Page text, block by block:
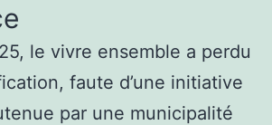
le vivre ensemble a perdu
faute d’une initiative
par une municipalité